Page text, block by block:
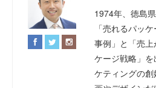
1974年、徳島
「売れるパッ
事例」と「売
ケージ戦略」
ケティングの